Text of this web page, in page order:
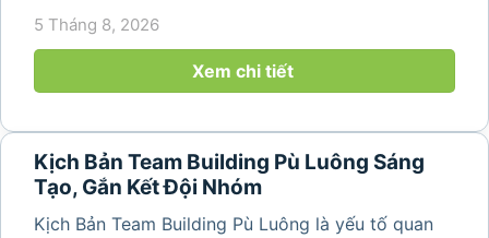
nhân viên và xây dựng tinh thần đồng đội trong
núi rừng hùng vĩ, không khí...
5 Tháng 8, 2026
Xem chi tiết
Kịch Bản Team Building Pù Luông Sáng
Tạo, Gắn Kết Đội Nhóm
Kịch Bản Team Building Pù Luông là yếu tố quan